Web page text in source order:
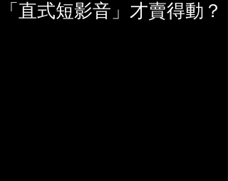
「直式短影音」才賣得動？